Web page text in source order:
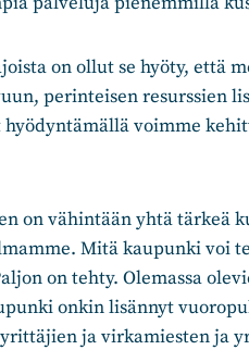
on ollut se hyöty, että
perinteisen resurssien
voimme
on vähintään yhtä tärkeä
Mitä kaupunki voi
on tehty. Olemassa
onkin lisännyt
ja virkamiesten ja